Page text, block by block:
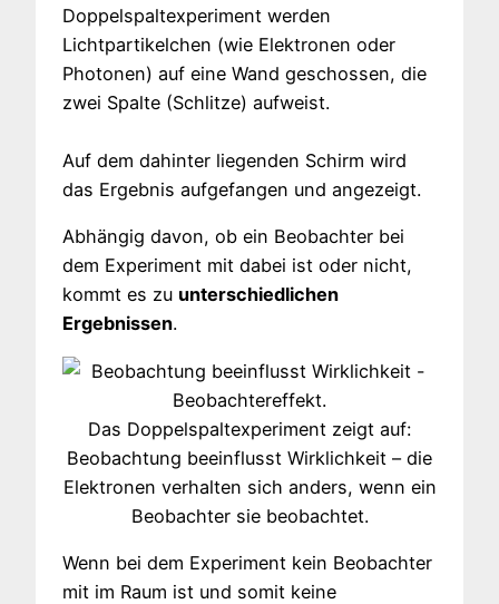
Doppelspaltexperiment werden
Lichtpartikelchen (wie Elektronen oder
Photonen) auf eine Wand geschossen, die
zwei Spalte (Schlitze) aufweist.
Auf dem dahinter liegenden Schirm wird
das Ergebnis aufgefangen und angezeigt.
Abhängig davon, ob ein Beobachter bei
dem Experiment mit dabei ist oder nicht,
kommt es zu unterschiedlichen
Ergebnissen.
Das Doppelspaltexperiment zeigt auf:
Beobachtung beeinflusst Wirklichkeit – die
Elektronen verhalten sich anders, wenn ein
Beobachter sie beobachtet.
Wenn bei dem Experiment kein Beobachter
mit im Raum ist und somit keine